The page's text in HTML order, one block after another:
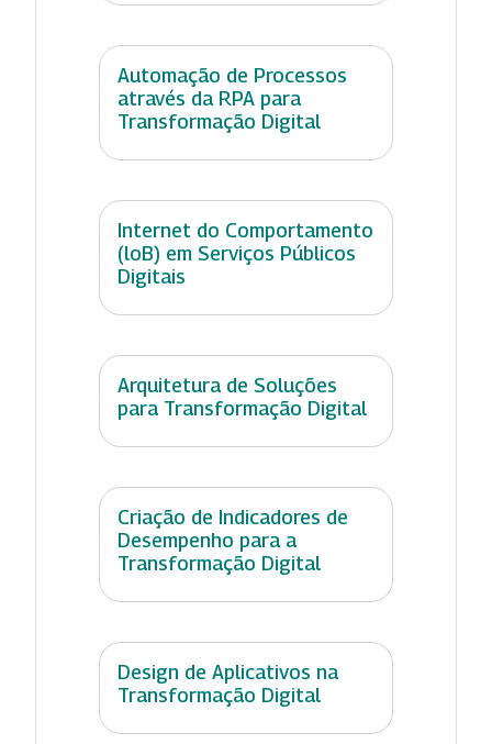
Automação de Processos
através da RPA para
Transformação Digital
Internet do Comportamento
(loB) em Serviços Públicos
Digitais
Arquitetura de Soluções
para Transformação Digital
Criação de Indicadores de
Desempenho para a
Transformação Digital
Design de Aplicativos na
Transformação Digital